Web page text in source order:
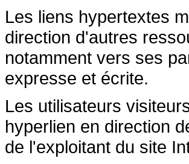
Les liens hypertextes
direction d'autres
notamment vers ses
expresse et écrite.
Les utilisateurs
hyperlien en direction
de l'exploitant du site